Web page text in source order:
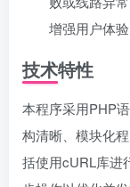
增强用户体验
技术特性
本程序采用PHP
构清晰、模块化
括使用cURL库进